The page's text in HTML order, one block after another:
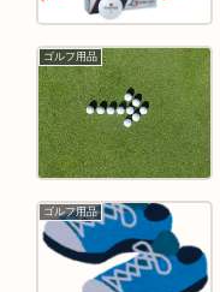
ゴルフ用品
ゴルフ用品